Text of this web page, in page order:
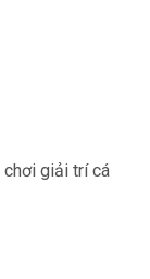
chơi giải trí cá